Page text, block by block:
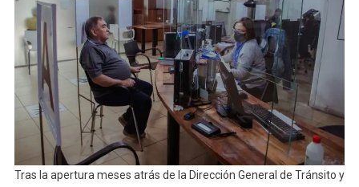
La
Tras la apertura meses atrás de la Dirección General de Tránsito y